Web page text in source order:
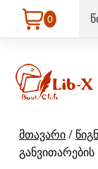
0
მთავარი/